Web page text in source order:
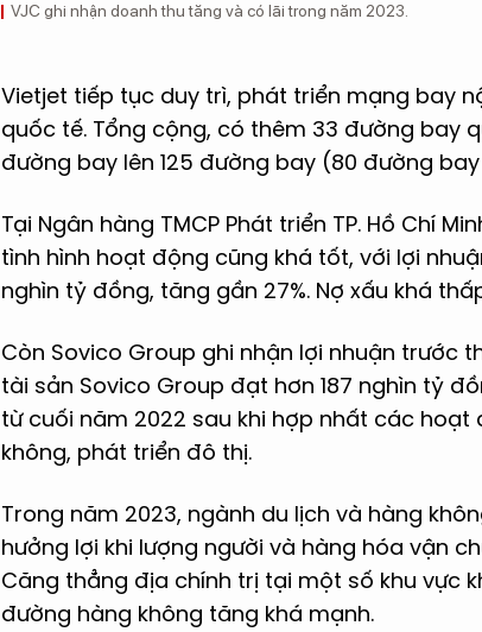
VJC ghi nhận doanh thu tăng và có lãi trong năm 2023.
Vietjet tiếp tục duy trì, phát triển mạng bay
quốc tế. Tổng cộng, có thêm 33 đường bay
đường bay lên 125 đường bay (80 đường
Tại Ngân hàng TMCP Phát triển TP. Hồ Chí
tình hình hoạt động cũng khá tốt, với lợi
nghìn tỷ đồng, tăng gần 27%. Nợ xấu khá
Còn Sovico Group ghi nhận lợi nhuận trước
tài sản Sovico Group đạt hơn 187 nghìn tỷ
từ cuối năm 2022 sau khi hợp nhất các
không, phát triển đô thị.
Trong năm 2023, ngành du lịch và hàng
hưởng lợi khi lượng người và hàng hóa vận
Căng thẳng địa chính trị tại một số khu vực
đường hàng không tăng khá mạnh.